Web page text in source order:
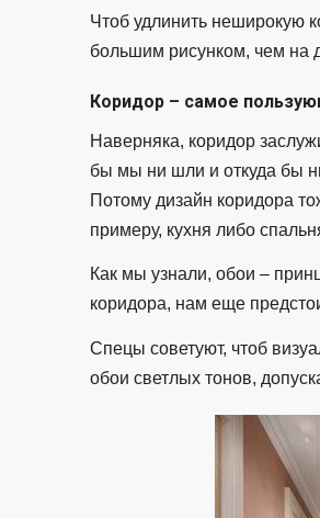
Чтоб удлинить неширокую
большим рисунком, чем на
Коридор – самое
Наверняка, коридор
бы мы ни шли и откуда бы
Потому дизайн коридора
примеру, кухня либо
Как мы узнали, обои –
коридора, нам еще
Спецы советуют, чтоб
обои светлых тонов,